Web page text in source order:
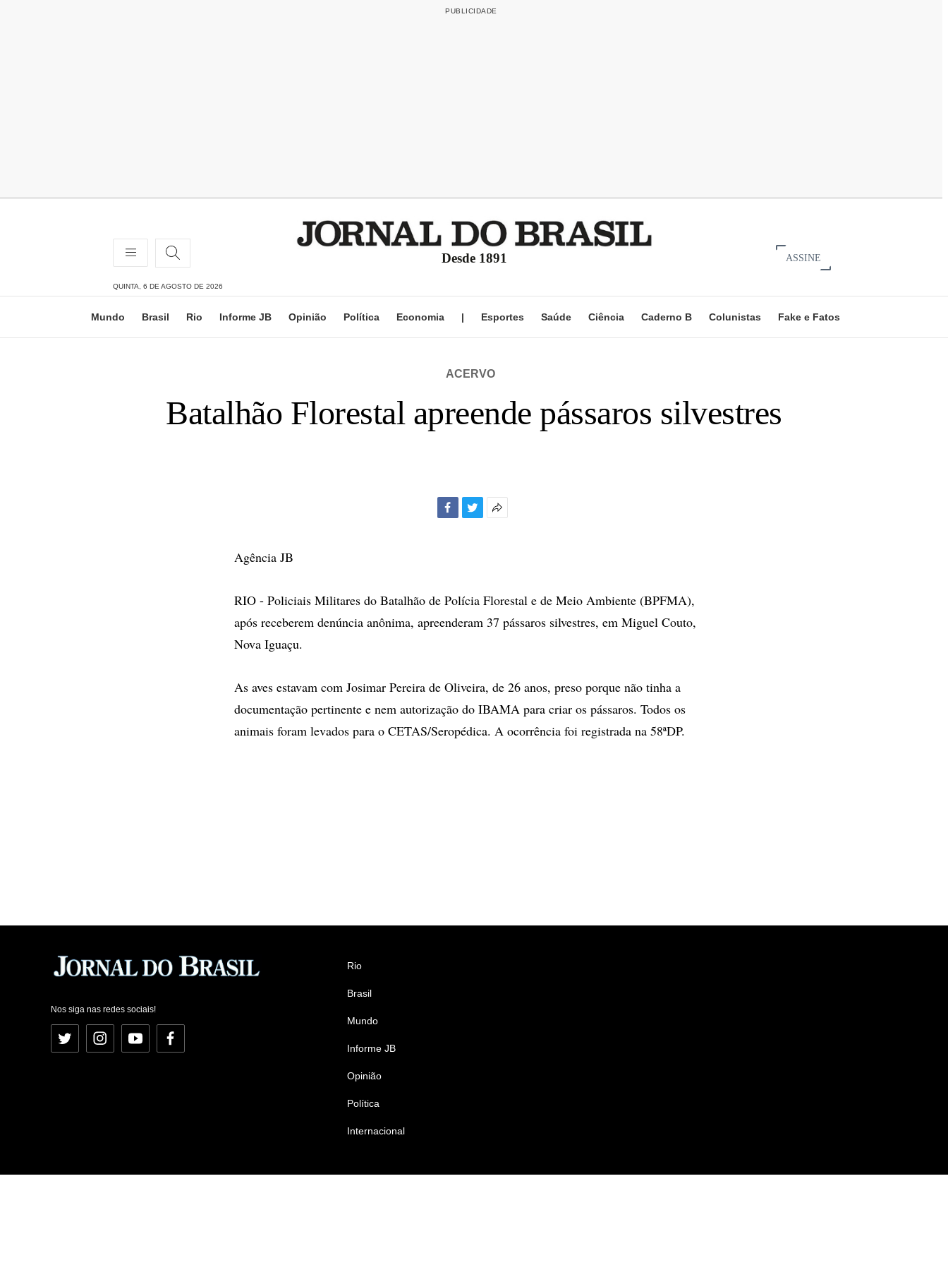
Desde 1891 ASSINE
QUINTA, 6 DE AGOSTO DE 2026
Mundo Brasil Rio Informe JB Opinião Política Economia | Esportes Saúde Ciência Caderno B Colunistas Fake e Fatos
ACERVO
Batalhão Florestal apreende pássaros silvestres
Agência JB
RIO - Policiais Militares do Batalhão de Polícia Florestal e de Meio Ambiente (BPFMA),
após receberem denúncia anônima, apreenderam 37 pássaros silvestres, em Miguel Couto,
Nova Iguaçu.
As aves estavam com Josimar Pereira de Oliveira, de 26 anos, preso porque não tinha a
documentação pertinente e nem autorização do IBAMA para criar os pássaros. Todos os
animais foram levados para o CETAS/Seropédica. A ocorrência foi registrada na 58ªDP.
Nos siga nas redes sociais!
Twitter InstagramYouTubeFacebook
Rio
Brasil
Mundo
Informe JB
Opinião
Política
Internacional